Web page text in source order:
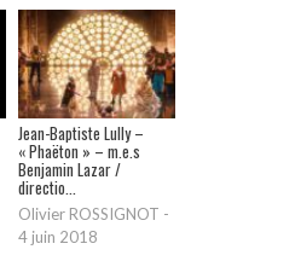
Jean-Baptiste Lully –
« Phaëton » – m.e.s
Benjamin Lazar /
directio...
Olivier ROSSIGNOT -
4 juin 2018